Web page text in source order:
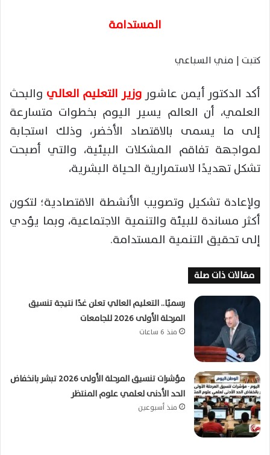
المستدامة
كتبت | مني السباعي
أكد الدكتور أيمن عاشور وزير التعليم العالي والبحث
العلمي، أن العالم يسير اليوم بخطوات متسارعة
إلى ما يسمى بالاقتصاد الأخضر، وذلك استجابة
لمواجهة تفاقم المشكلات البيئية، والتي أصبحت
تشكل تهديدًا لاستمرارية الحياة البشرية،
ولإعادة تشكيل وتصويب الأنشطة الاقتصادية؛ لتكون
أكثر مساندة للبيئة والتنمية الاجتماعية، وبما يؤدي
إلى تحقيق التنمية المستدامة.
مقالات ذات صلة
رسميًا.. التعليم العالي تعلن غدًا نتيجة تنسيق
المرحلة الأولى 2026 للجامعات
منذ 6 ساعات
مؤشرات تنسيق المرحلة الأولى 2026 تبشر بانخفاض
الحد الأدنى لعلمي علوم المنتظر
منذ أسبوعين